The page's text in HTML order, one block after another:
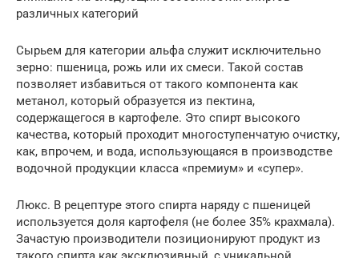
различных категорий
Сырьем для категории альфа служит исключительно
зерно: пшеница, рожь или их смеси. Такой состав
позволяет избавиться от такого компонента как
метанол, который образуется из пектина,
содержащегося в картофеле. Это спирт высокого
качества, который проходит многоступенчатую очистку,
как, впрочем, и вода, использующаяся в производстве
водочной продукции класса «премиум» и «супер».
Люкс. В рецептуре этого спирта наряду с пшеницей
используется доля картофеля (не более 35% крахмала).
Зачастую производители позиционируют продукт из